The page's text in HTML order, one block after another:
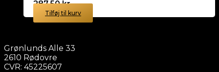
287,50kr.
Tilføj til kurv
Grønlunds Alle 33
2610 Rødovre
CVR: 45225607